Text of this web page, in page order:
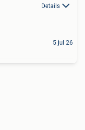
Details
5 jul 26